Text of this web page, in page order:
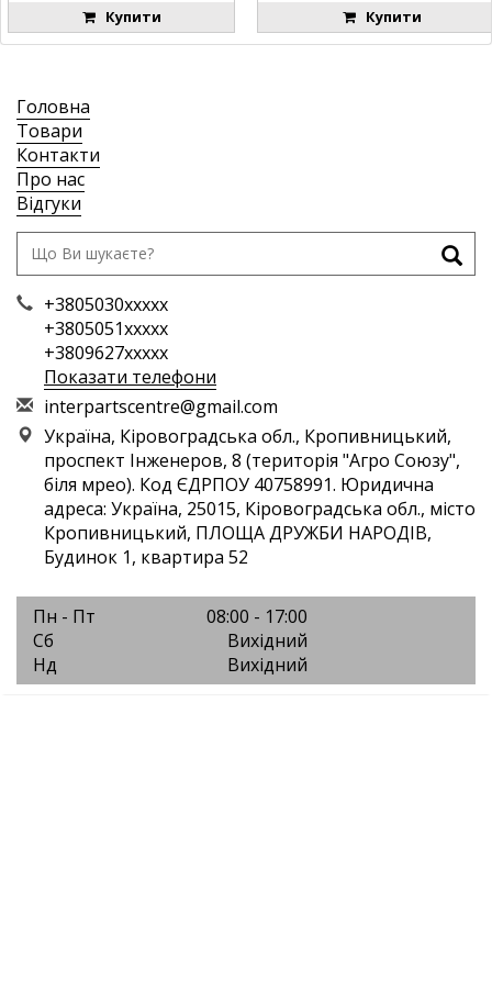
Купити Купити
Головна
Товари
Контакти
Про нас
Відгуки
+3805030xxxxx
+3805051xxxxx
+3809627xxxxx
Показати телефони
interpartscentre@gmail.com
Україна, Кіровоградська обл., Кропивницький,
проспект Інженеров, 8 (територія "Агро Союзу",
біля мрео). Код ЄДРПОУ 40758991. Юридична
адреса: Україна, 25015, Кіровоградська обл., місто
Кропивницький, ПЛОЩА ДРУЖБИ НАРОДІВ,
Будинок 1, квартира 52
Пн - Пт
08:00 - 17:00
Сб
Вихідний
Нд
Вихідний